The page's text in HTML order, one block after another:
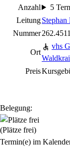
Anzahl
5
LeitungStephan
Nummer
Ort
vhs
Preis
Belegung:
(Plätze frei)
Termin(e) im